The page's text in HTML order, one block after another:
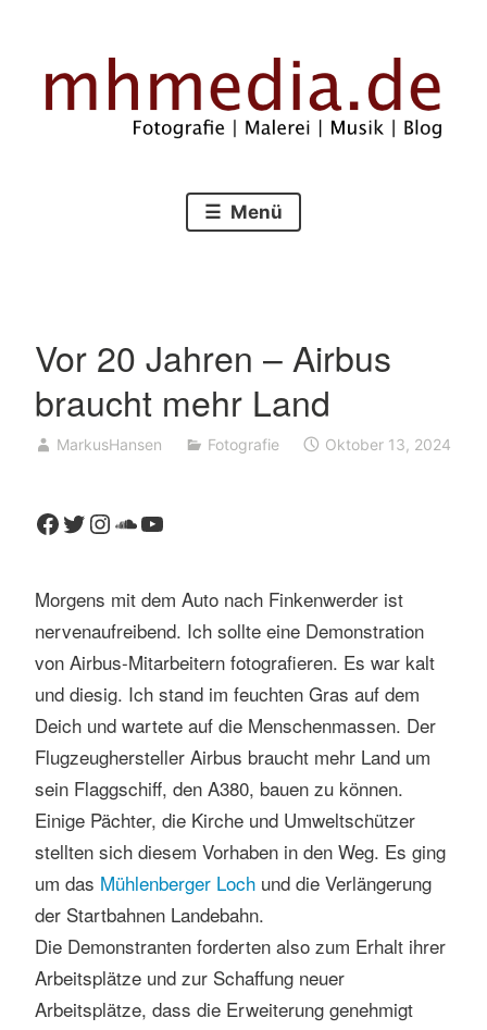
springen
mhmedia.de
Menü
Vor 20 Jahren – Airbus
braucht mehr Land
MarkusHansen Fotografie Oktober 13, 2024
Facebook
Twitter
Instagram
SoundCloud
YouTube
Morgens mit dem Auto nach Finkenwerder ist
nervenaufreibend. Ich sollte eine Demonstration
von Airbus-Mitarbeitern fotografieren. Es war kalt
und diesig. Ich stand im feuchten Gras auf dem
Deich und wartete auf die Menschenmassen. Der
Flugzeughersteller Airbus braucht mehr Land um
sein Flaggschiff, den A380, bauen zu können.
Einige Pächter, die Kirche und Umweltschützer
stellten sich diesem Vorhaben in den Weg. Es ging
um das Mühlenberger Lochund die Verlängerung
der Startbahnen Landebahn.
Die Demonstranten forderten also zum Erhalt ihrer
Arbeitsplätze und zur Schaffung neuer
Arbeitsplätze, dass die Erweiterung genehmigt